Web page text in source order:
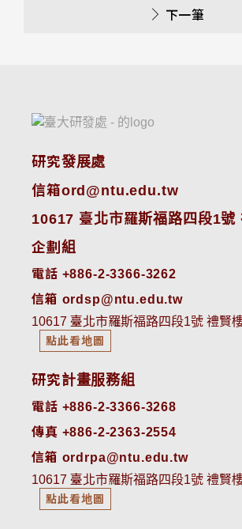
下一筆
研究發展處
信箱ord@ntu.edu.tw
10617 臺北市羅斯福路四段1號
企劃組
電話 +886-2-3366-3262
信箱 ordsp@ntu.edu.tw
10617 臺北市羅斯福路四段1號 禮賢
點此看地圖
研究計畫服務組
電話 +886-2-3366-3268
傳真 +886-2-2363-2554
信箱 ordrpa@ntu.edu.tw
10617 臺北市羅斯福路四段1號 禮賢
點此看地圖